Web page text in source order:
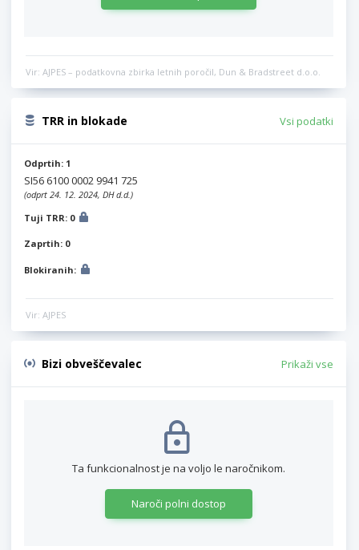
Vir: AJPES – podatkovna zbirka letnih poročil, Dun & Bradstreet d.o.o.
TRR in blokade Vsi podatki
Odprtih: 1
SI56 6100 0002 9941 725
(odprt 24. 12. 2024, DH d.d.)
Tuji TRR: 0
Zaprtih: 0
Blokiranih:
Vir: AJPES
Bizi obveščevalec Prikaži vse
Ta funkcionalnost je na voljo le naročnikom.
Naroči polni dostop